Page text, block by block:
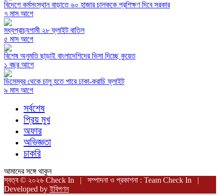
বিদেশে কর্মসংস্থান বাড়াতে ৬০ হাজার চালককে প্রশিক্ষণ দিবে সরকার
৭ মাস আগে
মধ্যপ্রাচ্যগামী ২৮ ফ্লাইট বাতিল
৫ মাস আগে
বিশেষ অনুমতি ছাড়াই বাংলাদেশিদের ভিসা দিচ্ছে কুয়েত
১ বছর আগে
ডিসেম্বর থেকে চালু হতে পারে ঢাকা-করাচি ফ্লাইট
৯ মাস আগে
সর্বশেষ
প্রিয় মুখ
অফার
অভিজ্ঞতা
চাকরি
আমাদের সঙ্গে থাকুন
স্বত্ব © ২০২৬ Check In | সম্পাদনা ও প্রকাশনা : Team Check In |
Developed byইবিপণন